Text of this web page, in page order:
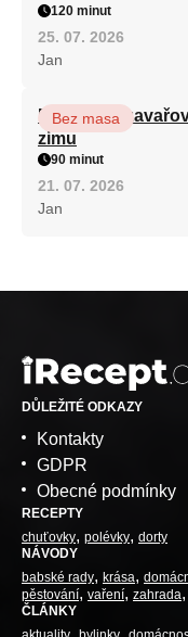
120 minut
25. 07. 2026
Jan
Babiččino
zimu
Bez masa
90 minut
21. 07. 2026
Jan
DŮLEŽITÉ ODKAZY
Kontakty
GDPR
Obecné podmínky
RECEPTY
chuťovky polévky dorty
NÁVODY
babské rady krása
pěstování vaření zahrada
ČLÁNKY